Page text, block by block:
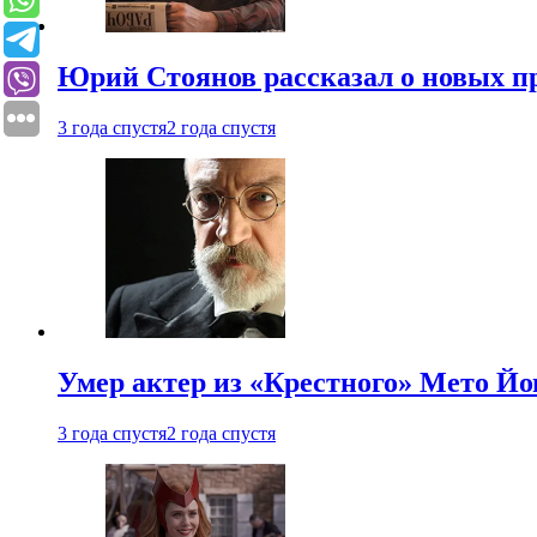
Юрий Стоянов рассказал о новых
3 года спустя2 года спустя
Умер актер из «Крестного» Мето
3 года спустя2 года спустя